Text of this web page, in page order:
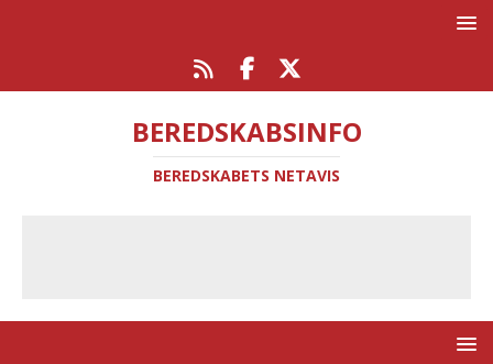
BEREDSKABSINFO
BEREDSKABETS NETAVIS